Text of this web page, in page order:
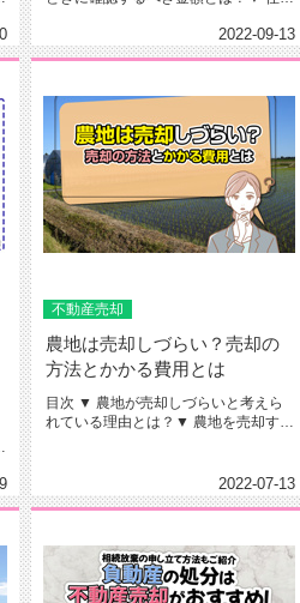
2022-09-13
不動産売却
農地は売却しづらい？売却の
方法とかかる費用とは
目次 ▼ 農地が売却しづらいと考えら
れている理由とは？▼ 農地を売却する
2022-07-13